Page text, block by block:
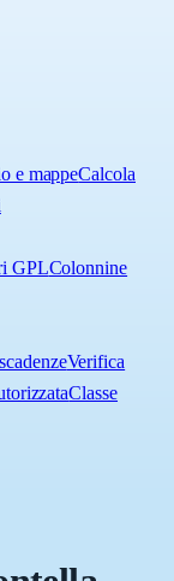
e mappeCalcola
GPLColonnine
Verifica
Classe